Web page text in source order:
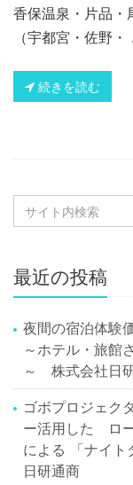
香保温泉・片品・
（宇都宮・佐野
続きを読む
最近の投稿
夜間の宿泊体験
～ホテル・旅館
～ 株式会社日
ゴボプロジェク
ー活用した ロ
による 「ナイ
日研通商